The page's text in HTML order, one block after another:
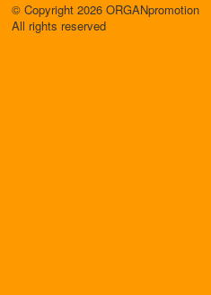
© Copyright 2026 ORGANpromotion
All rights reserved